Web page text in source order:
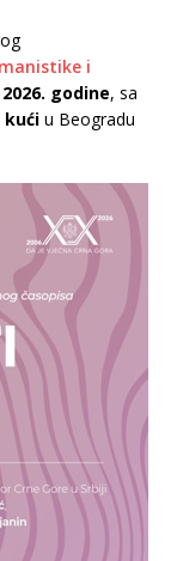
i
godine, sa
kući u Beogradu